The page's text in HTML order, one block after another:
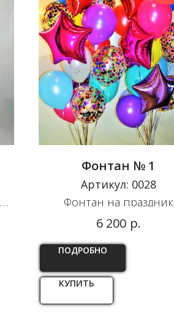
Фонтан № 1
Артикул: 0028
Фонтан на праздник
6 200 р.
ПОДРОБНО
КУПИТЬ